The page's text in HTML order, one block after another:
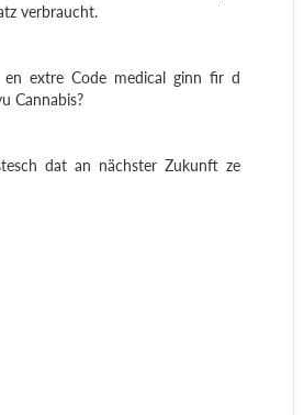
verbraucht.
extre Code medical ginn fir d
Cannabis?
dat an nächster Zukunft ze